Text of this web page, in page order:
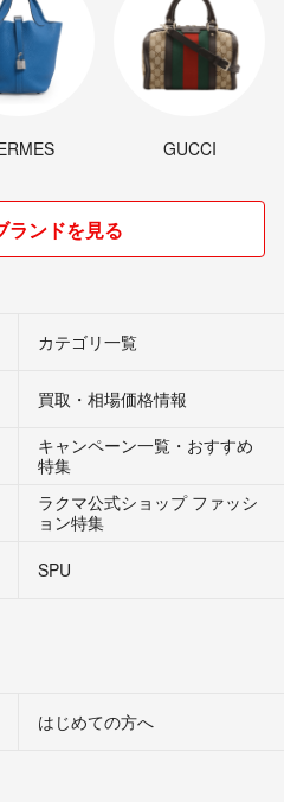
GUCCI
ランドを見る
カテゴリ一覧
買取・相場価格情報
キャンペーン一覧・おすすめ
特集
ラクマ公式ショップ ファッシ
ョン特集
SPU
はじめての方へ